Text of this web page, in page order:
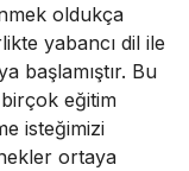
oldukça
yabancı dil ile
başlamıştır. Bu
eğitim
isteğimizi
ortaya